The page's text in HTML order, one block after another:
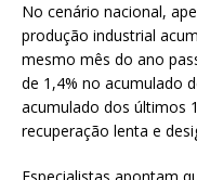
No cenário nacional,
produção industrial
mesmo mês do ano
de 1,4% no acumulado
acumulado dos últimos
recuperação lenta e